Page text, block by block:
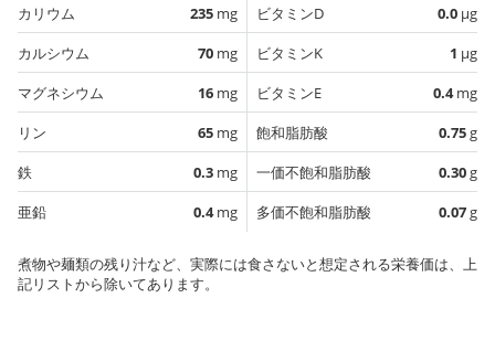
カリウム
235 mg
カルシウム
70 mg
マグネシウム
16 mg
リン
65 mg
鉄
0.3 mg
亜鉛
0.4mg
ビタミンD
0.0 µg
ビタミンK
1 µg
ビタミンE
0.4mg
飽和脂肪酸
0.75g
一価不飽和脂肪酸
0.30g
多価不飽和脂肪酸
0.07g
煮物や麺類の残り汁など、実際には食さないと想定される栄養価は、上
記リストから除いてあります。